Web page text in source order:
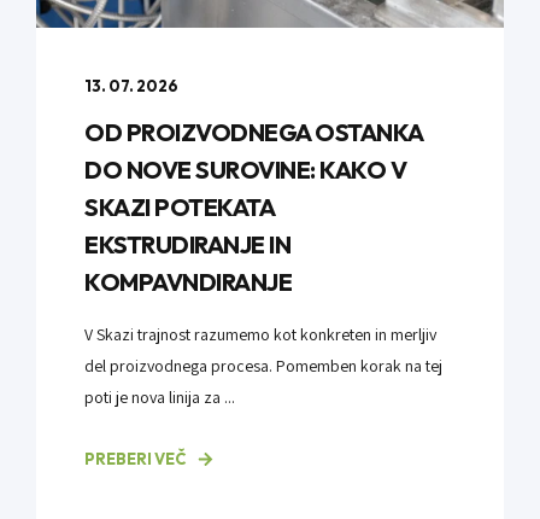
13. 07. 2026
OD PROIZVODNEGA OSTANKA
DO NOVE SUROVINE: KAKO V
SKAZI POTEKATA
EKSTRUDIRANJE IN
KOMPAVNDIRANJE
V Skazi trajnost razumemo kot konkreten in merljiv
del proizvodnega procesa. Pomemben korak na tej
poti je nova linija za ...
PREBERI VEČ